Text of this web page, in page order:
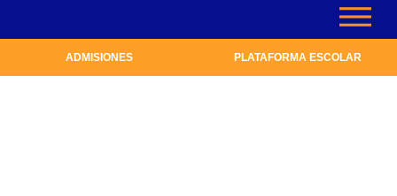
ADMISIONES PLATAFORMA ESCOLAR